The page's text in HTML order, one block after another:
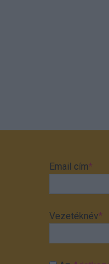
Email cím*
Vezetéknév*